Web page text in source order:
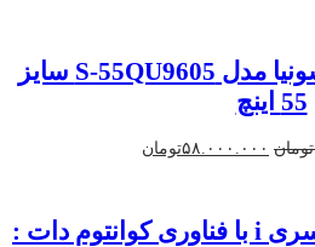
تلویزیون ال ای دی سونیا مدل S-55QU9605 سایز
55 اینچ
تومان قیمت
۵۸.۰۰۰.۰۰۰تومان
تلویزیون نسل جدید سری i با فناوری کوانتوم دات :